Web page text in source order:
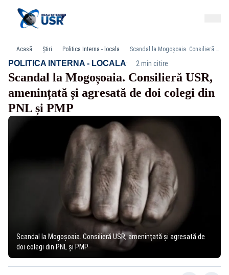
Acasă Știri Politica Interna - locala Scandal la Mogoșoaia. Consilieră USR, amenințată și agresată de doi colegi din PNL și PMP
POLITICA INTERNA - LOCALA· 2 min citire
Scandal la Mogoșoaia. Consilieră USR,
amenințată și agresată de doi colegi din
PNL și PMP
Scandal la Mogoșoaia. Consilieră USR, amenințată și agresată de
doi colegi din PNL și PMP